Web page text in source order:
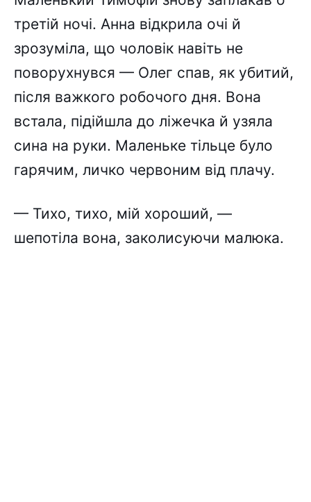
третій ночі. Анна відкрила очі й
зрозуміла, що чоловік навіть не
поворухнувся — Олег спав, як убитий,
після важкого робочого дня. Вона
встала, підійшла до ліжечка й узяла
сина на руки. Маленьке тільце було
гарячим, личко червоним від плачу.
— Тихо, тихо, мій хороший, —
шепотіла вона, заколисуючи малюка.